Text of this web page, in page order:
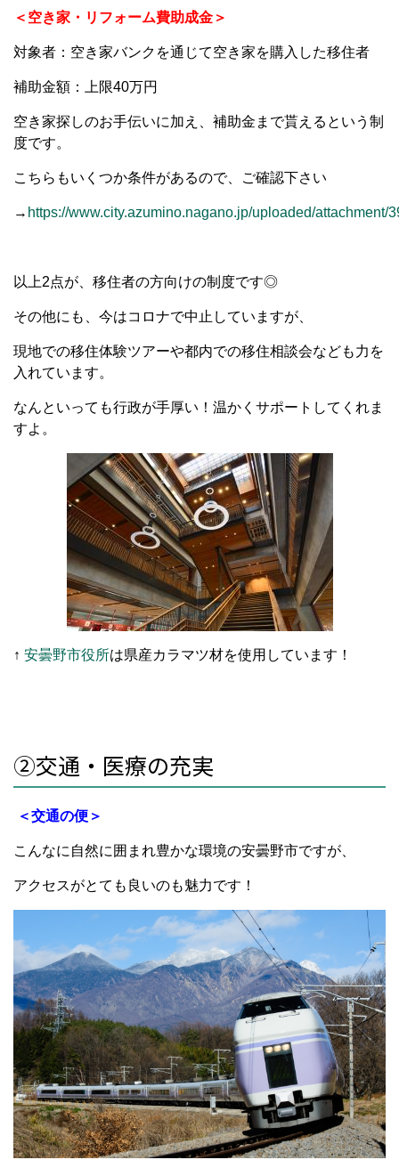
＜空き家・リフォーム費助成金＞
対象者：空き家バンクを通じて空き家を購入した移住者
補助金額：上限40万円
空き家探しのお手伝いに加え、補助金まで貰えるという制
度です。
こちらもいくつか条件があるので、ご確認下さい
→ https://www.city.azumino.nagano.jp/uploaded/attachment/
以上2点が、移住者の方向けの制度です◎
その他にも、今はコロナで中止していますが、
現地での移住体験ツアーや都内での移住相談会なども力を
入れています。
なんといっても行政が手厚い！温かくサポートしてくれま
すよ。
↑ 安曇野市役所は県産カラマツ材を使用しています！
②交通・医療の充実
＜交通の便＞
こんなに自然に囲まれ豊かな環境の安曇野市ですが、
アクセスがとても良いのも魅力です！